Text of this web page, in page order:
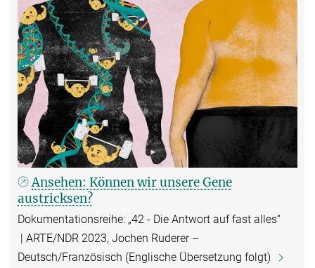
Ansehen: Können wir unsere Gene
austricksen?
Dokumentationsreihe: „42 - Die Antwort auf fast alles“
| ARTE/NDR 2023, Jochen Ruderer –
Deutsch/Französisch (Englische Übersetzung folgt)